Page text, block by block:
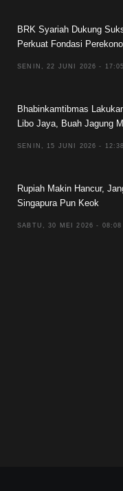
BRK Syariah Dukung
Perkuat Fondasi
SENIN, 22 JUNI 2026 -
Bhabinkamtibmas
Libo Jaya, Buah Jagung
SENIN, 15 JUNI 2026 -
Rupiah Makin Hancur,
Singapura Pun Keok
SABTU, 30 MEI 2026 - 08:08